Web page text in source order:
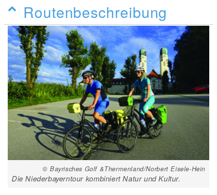
Routenbeschreibung
© Bayrisches Golf &Thermenland/Norbert Eisele-Hein
Die Niederbayerntour kombiniert Natur und Kultur.